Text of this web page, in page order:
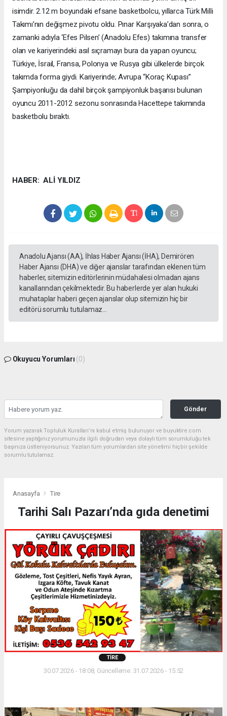
isimdir. 2.12 m boyundaki efsane basketbolcu, yıllarca Türk Milli
Takımı’nın değişmez pivotu oldu. Pınar Karşıyaka’dan sonra, o
zamanki adıyla ‘Efes Pilsen’ (Anadolu Efes) takımına transfer
olan ve kariyerindeki asıl sıçramayı bura da yapan oyuncu;
Türkiye, İsrail, Fransa, Polonya ve Rusya gibi ülkelerde birçok
takımda forma giydi. Kariyerinde; Avrupa “Koraç Kupası”
Şampiyonluğu da dahil birçok şampiyonluk başarısı bulunan
oyuncu 2011-2012 sezonu sonrasında Hacettepe takımında
basketbolu bıraktı.
HABER: ALİ YILDIZ
Anadolu Ajansı (AA), İhlas Haber Ajansı (İHA), Demirören
Haber Ajansı (DHA) ve diğer ajanslar tarafından eklenen tüm
haberler, sitemizin editörlerinin müdahalesi olmadan ajans
kanallarından çekilmektedir. Bu haberlerde yer alan hukuki
muhataplar haberi geçen ajanslar olup sitemizin hiç bir
editörü sorumlu tutulamaz...
Okuyucu Yorumları (0)
Gönder
Yorum yazarak Topluluk Kuralları’nı kabul etmiş bulunuyor ve buyuktire.com
sitesine yaptığınız yorumunuzla ilgili doğrudan veya dolaylı tüm sorumluluğu tek
başınıza üstleniyorsunuz. Yazılan tüm yorumlardan site yönetimi hiçbir şekilde
sorumlu tutulamaz.
Anasayfa Tire
Tarihi Salı Pazarı’nda gıda denetimi
TIRE
30.07.2026 - 18:08, Güncelleme: 31.07.2026 - 15:52